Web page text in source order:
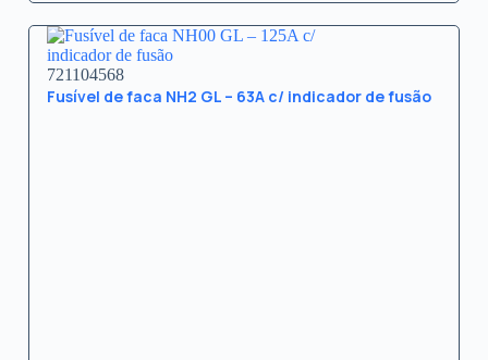
721104568
Fusível de faca NH2 GL – 63A c/ indicador de fusão